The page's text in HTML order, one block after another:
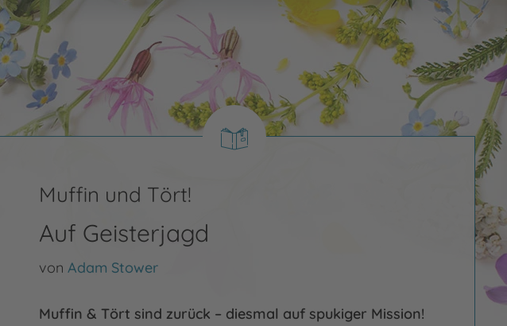
Muffin und Tört!
Auf Geisterjagd
von Adam Stower
Muffin & Tört sind zurück – diesmal auf spukiger Mission!